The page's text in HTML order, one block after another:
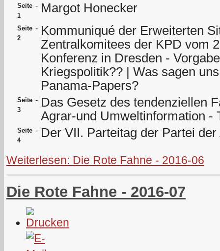
Seite
1
- Margot Honecker
Seite
2
- Kommuniqué der Erweiterten
Zentralkomitees der KPD vom
Konferenz in Dresden -
Kriegspolitik?? | Was sagen
Panama-Papers?
Seite
3
- Das Gesetz des tendenziellen
Agrar-und Umweltinformation -
Seite
4
- Der VII. Parteitag der Partei
Weiterlesen: Die Rote Fahne - 2016-06
Die Rote Fahne - 2016-07